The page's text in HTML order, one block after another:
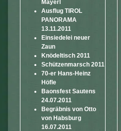
Mayerl
Ausflug TIROL
PANORAMA
13.11.2011
Einsiedelei neuer
Zaun
Knödeltisch 2011
Schützenmarsch 2011
70-er Hans-Heinz
Höfle
Baonsfest Sautens
24.07.2011
Begräbnis von Otto
von Habsburg
16.07.2011